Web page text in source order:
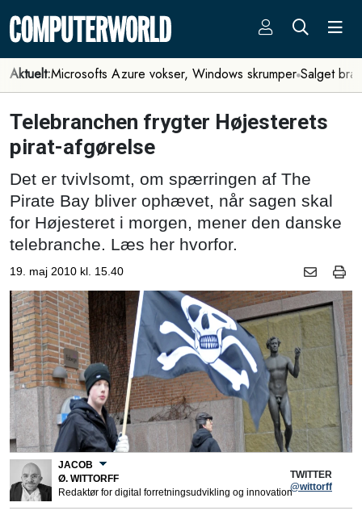
Aktuelt:Microsofts Azure vokser, Windows skrumper Salget
Telebranchen frygter Højesterets
pirat-afgørelse
Det er tvivlsomt, om spærringen af The
Pirate Bay bliver ophævet, når sagen skal
for Højesteret i morgen, mener den danske
telebranche. Læs her hvorfor.
19. maj 2010 kl. 15.40
JACOB
Ø. WITTORFF
Redaktør for digital forretningsudvikling og innovation
TWITTER
@wittorff